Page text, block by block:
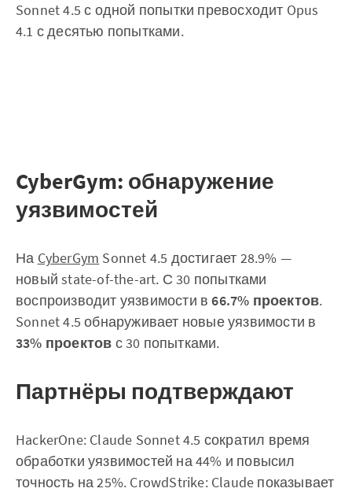
Sonnet 4.5 с одной попытки превосходит Opus
4.1 с десятью попытками.
CyberGym: обнаружение
уязвимостей
На CyberGym Sonnet 4.5 достигает 28.9% —
новый state-of-the-art. С 30 попытками
воспроизводит уязвимости в66.7% проектов.
Sonnet 4.5 обнаруживает новые уязвимости в
33% проектов с 30 попытками.
Партнёры подтверждают
HackerOne: Claude Sonnet 4.5 сократил время
обработки уязвимостей на 44% и повысил
точность на 25%. CrowdStrike: Claude показывает